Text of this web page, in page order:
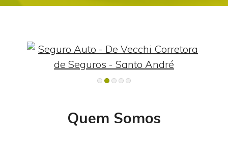
Quem Somos